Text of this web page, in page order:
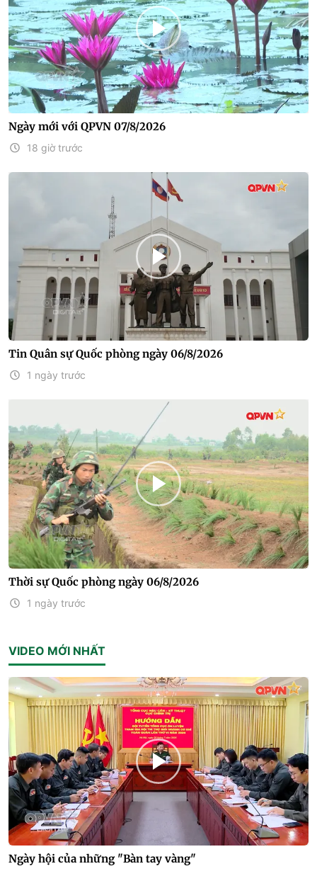
Ngày mới với QPVN 07/8/2026
18 giờ trước
Tin Quân sự Quốc phòng ngày 06/8/2026
1 ngày trước
Thời sự Quốc phòng ngày 06/8/2026
1 ngày trước
VIDEO MỚI NHẤT
Ngày hội của những "Bàn tay vàng"